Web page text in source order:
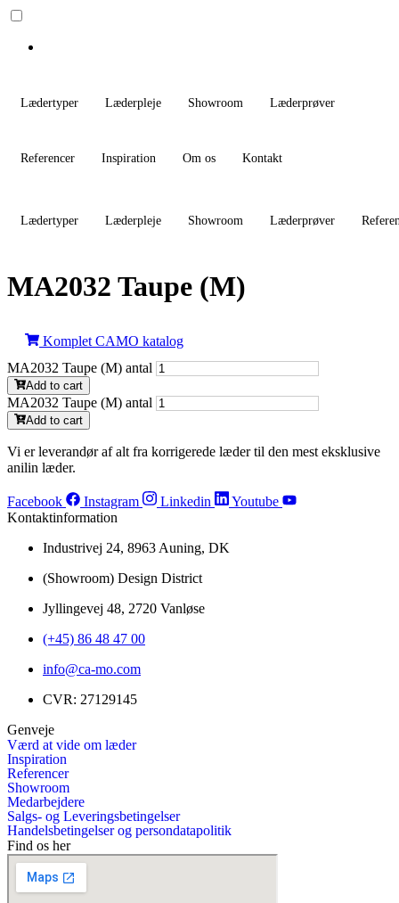
Lædertyper Læderpleje Showroom Læderprøver
Referencer Inspiration Om os Kontakt
Lædertyper Læderpleje Showroom Læderprøver
MA2032 Taupe (M)
Komplet CAMO katalog
MA2032 Taupe (M) antal
Add to cart
MA2032 Taupe (M) antal
Add to cart
Vi er leverandør af alt fra korrigerede læder til den mest eksklusive
anilin læder.
Facebook Instagram Linkedin
Youtube
Kontaktinformation
Industrivej 24, 8963 Auning, DK
(Showroom) Design District
Jyllingevej 48, 2720 Vanløse
(+45) 86 48 47 00
info@ca-mo.com
CVR: 27129145
Genveje
Værd at vide om læder
Inspiration
Referencer
Showroom
Medarbejdere
Salgs- og Leveringsbetingelser
Handelsbetingelser og persondatapolitik
Find os her